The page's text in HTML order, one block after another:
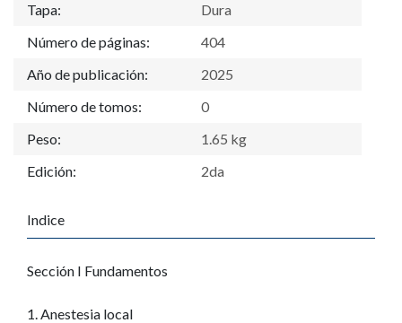
Tapa:
Dura
Número de páginas:
404
Año de publicación:
2025
Número de tomos:
0
Peso:
1.65 kg
Edición:
2da
Indice
Sección I Fundamentos
1. Anestesia local